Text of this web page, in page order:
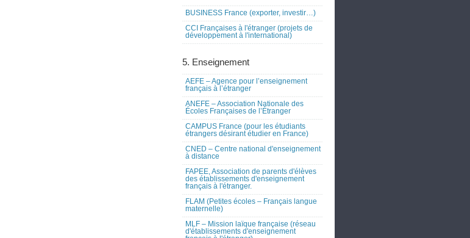
BUSINESS France (exporter, investir…)
CCI Françaises à l'étranger (projets de
développement à l'international)
5. Enseignement
AEFE – Agence pour l’enseignement
français à l’étranger
ANEFE – Association Nationale des
Écoles Françaises de l’Étranger
CAMPUS France (pour les étudiants
étrangers désirant étudier en France)
CNED – Centre national d'enseignement
à distance
FAPEE, Association de parents d'élèves
des établissements d'enseignement
français à l'étranger.
FLAM (Petites écoles – Français langue
maternelle)
MLF – Mission laïque française (réseau
d'établissements d'enseignement